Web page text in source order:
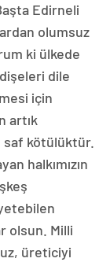
Edirneli
olumsuz
ki ülkede
dile
için
artık
saf kötülüktür.
halkımızın
olsun. Milli
üreticiyi